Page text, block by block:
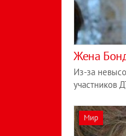
Жена
Из-за
участников
Мир